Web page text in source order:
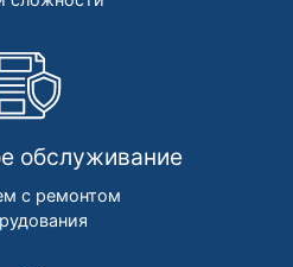
обслуживание
с ремонтом